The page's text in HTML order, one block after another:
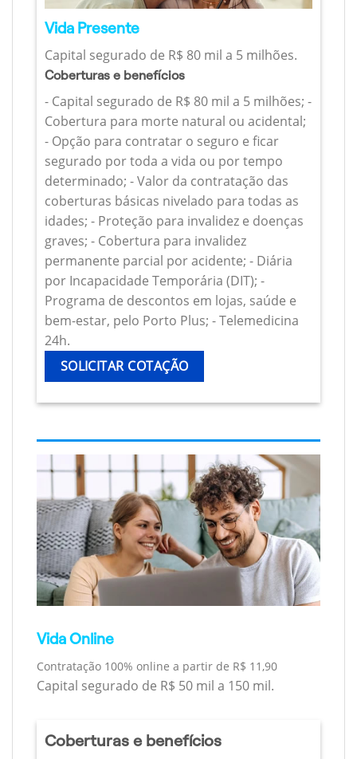
Vida Presente
Capital segurado de R$ 80 mil a 5 milhões.
Coberturas e benefícios
- Capital segurado de R$ 80 mil a 5 milhões; -
Cobertura para morte natural ou acidental;
- Opção para contratar o seguro e ficar
segurado por toda a vida ou por tempo
determinado; - Valor da contratação das
coberturas básicas nivelado para todas as
idades; - Proteção para invalidez e doenças
graves; - Cobertura para invalidez
permanente parcial por acidente; - Diária
por Incapacidade Temporária (DIT); -
Programa de descontos em lojas, saúde e
bem-estar, pelo Porto Plus; - Telemedicina
24h.
SOLICITAR COTAÇÃO
Vida Online
Contratação 100% online a partir de R$ 11,90
Capital segurado de R$ 50 mil a 150 mil.
Coberturas e benefícios